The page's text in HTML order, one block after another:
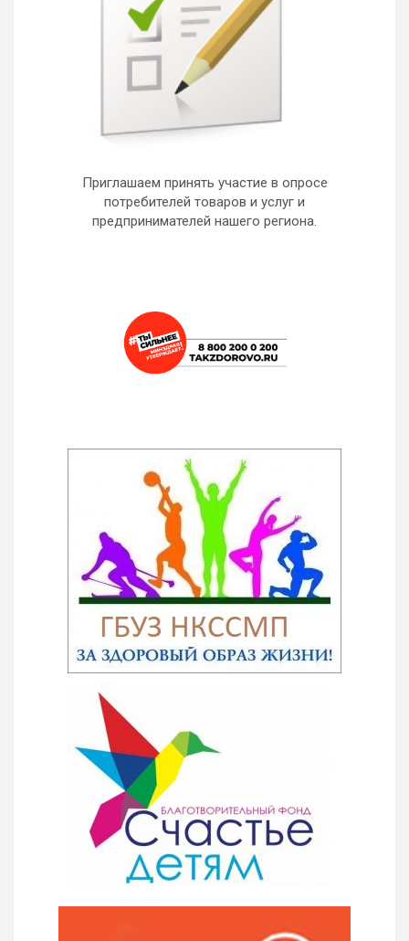
Приглашаем принять участие в опросе
потребителей товаров и услуг и
предпринимателей нашего региона.